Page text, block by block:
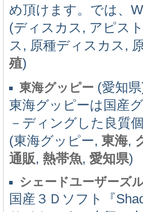
め頂けます。では、
(ディスカス, アピス
ス, 原種ディスカス,
殖)
東海グッピー (愛知
東海グッピーは国産
－ディングした良質
(東海グッピー, 東海,
通販, 熱帯魚, 愛知県)
シェードユーザーズ
国産３Ｄソフト『